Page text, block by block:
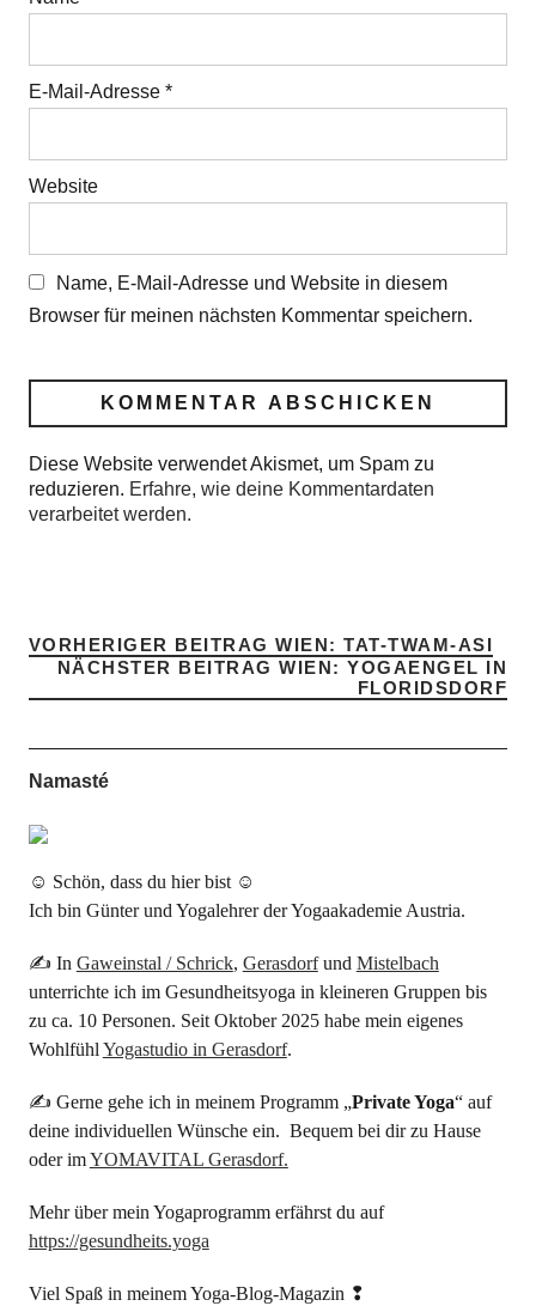
E-Mail-Adresse *
Website
Name, E-Mail-Adresse und Website in diesem
Browser für meinen nächsten Kommentar speichern.
Diese Website verwendet Akismet, um Spam zu
reduzieren. Erfahre, wie deine Kommentardaten
verarbeitet werden.
VORHERIGER BEITRAG WIEN: TAT-TWAM-ASI
NÄCHSTER BEITRAG WIEN: YOGAENGEL IN
FLORIDSDORF
Namasté
☺ Schön, dass du hier bist ☺
Ich bin Günter und Yogalehrer der Yogaakademie Austria.
✍ In Gaweinstal / Schrick, Gerasdorfund Mistelbach
unterrichte ich im Gesundheitsyoga in kleineren Gruppen bis
zu ca. 10 Personen. Seit Oktober 2025 habe mein eigenes
Wohlfühl Yogastudio in Gerasdorf.
✍ Gerne gehe ich in meinem Programm „Private Yoga“ auf
deine individuellen Wünsche ein. Bequem bei dir zu Hause
oder imYOMAVITAL Gerasdorf.
Mehr über mein Yogaprogramm erfährst du auf
https://gesundheits.yoga
Viel Spaß in meinem Yoga-Blog-Magazin ❢